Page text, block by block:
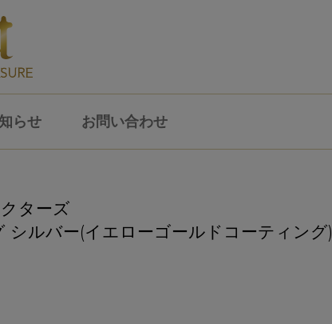
らせ お問い合わせ
ターズ
シルバー(イエローゴールドコーティング)